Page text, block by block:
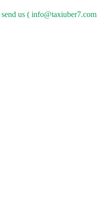
send us ( info@taxiuber7.com